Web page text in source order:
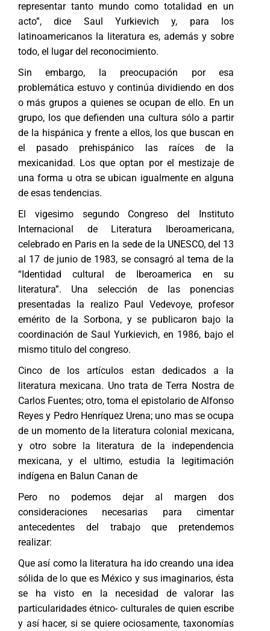
representar tanto mundo como totalidad en un
acto”, dice Saul Yurkievich y, para los
latinoamericanos la literatura es, además y sobre
todo, el lugar del reconocimiento.
Sin embargo, la preocupación por esa
problemática estuvo y continúa dividiendo en dos
o más grupos a quienes se ocupan de ello. En un
grupo, los que defienden una cultura sólo a partir
de la hispánica y frente a ellos, los que buscan en
el pasado prehispánico las raíces de la
mexicanidad. Los que optan por el mestizaje de
una forma u otra se ubican igualmente en alguna
de esas tendencias.
El vigesimo segundo Congreso del Instituto
Internacional de Literatura Iberoamericana,
celebrado en Paris en la sede de la UNESCO, del 13
al 17 de junio de 1983, se consagró al tema de la
“Identidad cultural de Iberoamerica en su
literatura”. Una selección de las ponencias
presentadas la realizo Paul Vedevoye, profesor
emérito de la Sorbona, y se publicaron bajo la
coordinación de Saul Yurkievich, en 1986, bajo el
mismo titulo del congreso.
Cinco de los artículos estan dedicados a la
literatura mexicana. Uno trata de Terra Nostra de
Carlos Fuentes; otro, toma el epistolario de Alfonso
Reyes y Pedro Henríquez Urena; uno mas se ocupa
de un momento de la literatura colonial mexicana,
y otro sobre la literatura de la independencia
mexicana, y el ultimo, estudia la legitimación
indígena en Balun Canan de
Pero no podemos dejar al margen dos
consideraciones necesarias para cimentar
antecedentes del trabajo que pretendemos
realizar:
Que así como la literatura ha ido creando una idea
sólida de lo que es México y sus imaginarios, ésta
se ha visto en la necesidad de valorar las
particularidades étnico- culturales de quien escribe
y así hacer, si se quiere ociosamente, taxonomías